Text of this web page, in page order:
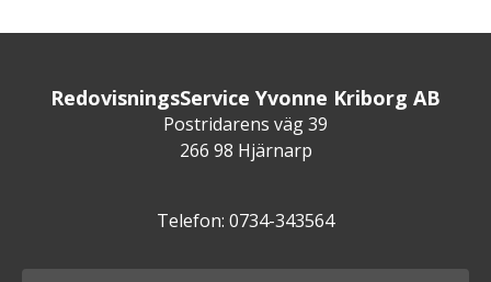
RedovisningsService Yvonne Kriborg AB
Postridarens väg 39
266 98 Hjärnarp
Telefon: 0734-343564